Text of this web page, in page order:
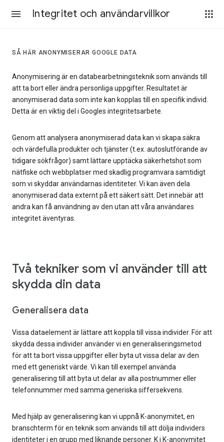
Integritet och användarvillkor
SÅ HÄR ANONYMISERAR GOOGLE DATA
Anonymisering är en databearbetningsteknik som används till
att ta bort eller ändra personliga uppgifter. Resultatet är
anonymiserad data som inte kan kopplas till en specifik individ.
Detta är en viktig del i Googles integritetsarbete.
Genom att analysera anonymiserad data kan vi skapa säkra
och värdefulla produkter och tjänster (t.ex. autoslutförande av
tidigare sökfrågor) samt lättare upptäcka säkerhetshot som
nätfiske och webbplatser med skadlig programvara samtidigt
som vi skyddar användarnas identiteter. Vi kan även dela
anonymiserad data externt på ett säkert sätt. Det innebär att
andra kan få användning av den utan att våra användares
integritet äventyras.
Två tekniker som vi använder till att
skydda din data
Generalisera data
Vissa dataelement är lättare att koppla till vissa individer. För att
skydda dessa individer använder vi en generaliseringsmetod
för att ta bort vissa uppgifter eller byta ut vissa delar av den
med ett generiskt värde. Vi kan till exempel använda
generalisering till att byta ut delar av alla postnummer eller
telefonnummer med samma generiska siffersekvens.
Med hjälp av generalisering kan vi uppnå K-anonymitet, en
branschterm för en teknik som används till att dölja individers
identiteter i en grupp med liknande personer. K i K-anonymitet